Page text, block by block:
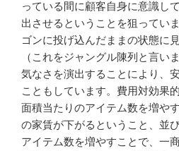
っている間に顧客自身に意識し
出させるということを狙ってい
ゴンに投げ込んだままの状態に
（これをジャングル陳列と言い
気なさを演出することにより、
こともしています。費用対効果
面積当たりのアイテム数を増や
の家賃が下がるということ、並
アイテム数を増やすことで、一